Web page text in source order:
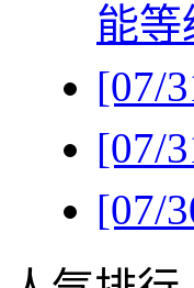
能等
[07/
[07/
[07/